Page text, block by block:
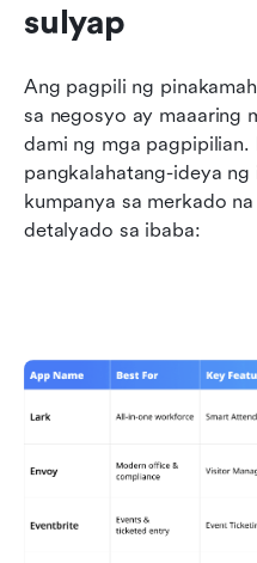
sulyap
Ang pagpili ng
sa negosyo ay maaaring
dami ng mga
pangkalahatang-ideya
kumpanya sa merkado
detalyado sa ibaba: